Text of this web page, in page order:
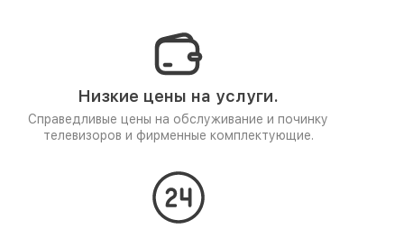
Низкие цены на услуги.
Справедливые цены на обслуживание и починку
телевизоров и фирменные комплектующие.